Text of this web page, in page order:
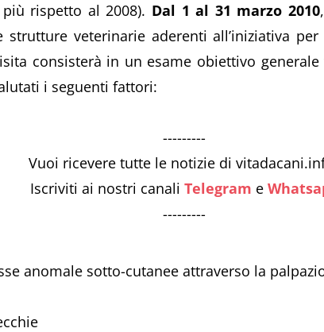
rispetto al 2008). Dal 1 al 31 marzo 2010
strutture veterinarie aderenti all’iniziativa
consisterà in un esame obiettivo
i seguenti fattori:
---------
Vuoi ricevere tutte le notizie di
Iscriviti ai nostri canali Telegram e
---------
anomale sotto-cutanee attraverso la